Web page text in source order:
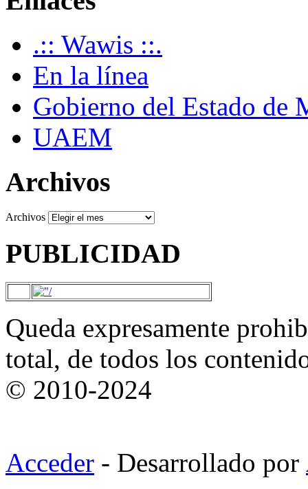
.:: Wawis ::.
En la línea
Gobierno del Estado de
UAEM
Archivos
Archivos
PUBLICIDAD
Queda expresamente
total, de todos los
© 2010-2024
Acceder - Desarrollado por